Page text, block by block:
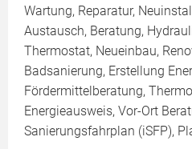
Wartung, Reparatur,
Austausch, Beratung,
Thermostat, Neueinbau,
Badsanierung, Erstellung
Fördermittelberatung,
Energieausweis, Vor-Ort
Sanierungsfahrplan (iSFP),